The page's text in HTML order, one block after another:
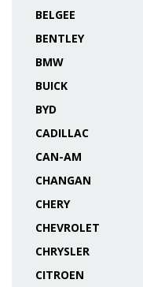
BELGEE
BENTLEY
BMW
BUICK
BYD
CADILLAC
CAN-AM
CHANGAN
CHERY
CHEVROLET
CHRYSLER
CITROEN